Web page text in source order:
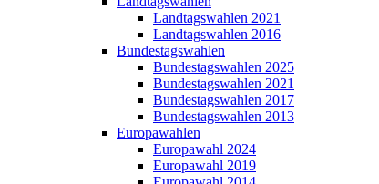
Landtagswahlen 2021
Landtagswahlen 2016
Bundestagswahlen
Bundestagswahlen 2025
Bundestagswahlen 2021
Bundestagswahlen 2017
Bundestagswahlen 2013
Europawahlen
Europawahl 2024
Europawahl 2019